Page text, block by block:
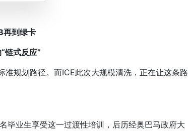
再到绿卡
链式反应”
划路径。而ICE此次大规模清洗，正在让这条路
业生享受这一过渡性培训，后历经奥巴马政府大